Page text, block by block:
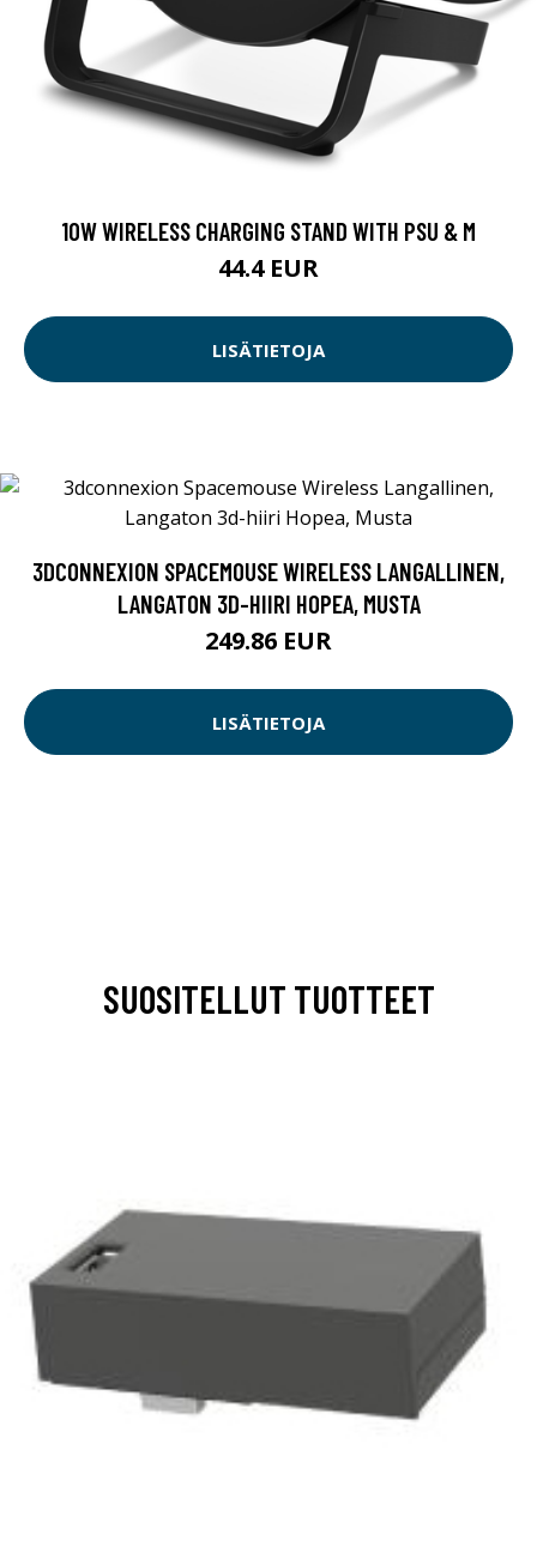
10W WIRELESS CHARGING STAND WITH PSU & M
44.4 EUR
LISÄTIETOJA
3DCONNEXION SPACEMOUSE WIRELESS LANGALLINEN,
LANGATON 3D-HIIRI HOPEA, MUSTA
249.86 EUR
LISÄTIETOJA
SUOSITELLUT TUOTTEET